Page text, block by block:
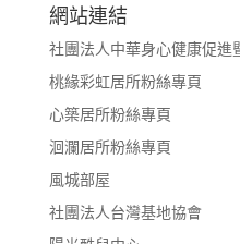
網站連結
社團法人中華身心健康促進
桃緣彩虹居所粉絲專頁
心築居所粉絲專頁
洄瀾居所粉絲專頁
風城部屋
社團法人台灣基地協會